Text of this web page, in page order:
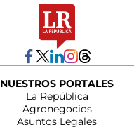
NUESTROS PORTALES
La República
Agronegocios
Asuntos Legales